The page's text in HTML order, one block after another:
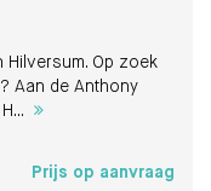
Hilversum. Op zoek
Aan de Anthony
Prijs op aanvraag